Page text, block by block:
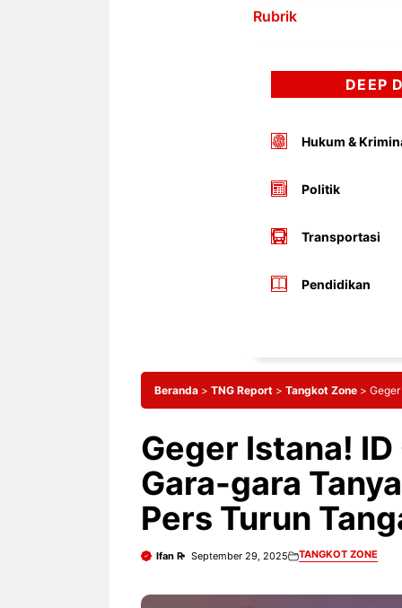
Rubrik
DEEP
Hukum &
Politik
Transportasi
Pendidikan
Beranda > TNG Report > Tangkot Zone >
Geger Istana!
Gara-gara
Pers Turun
Ifan R September 29, 2025 TANGKOT ZONE